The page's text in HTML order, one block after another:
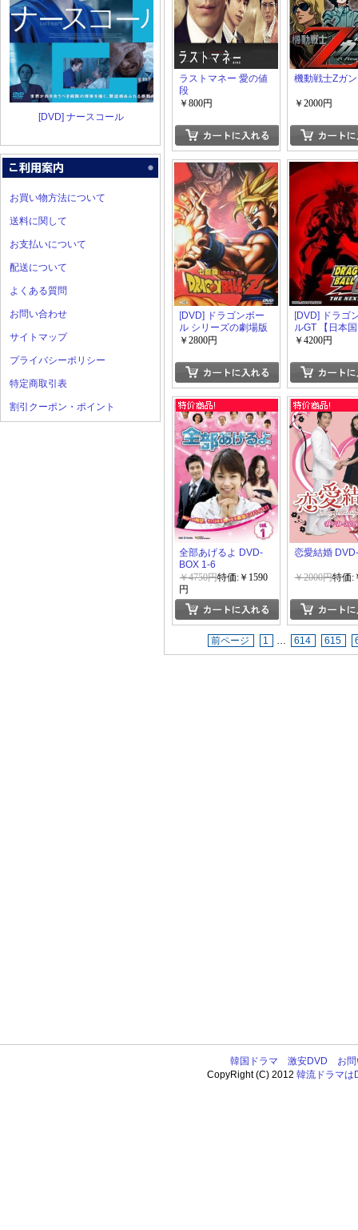
[DVD] ナースコール
お買い物方法について
送料に関して
お支払いについて
配送について
よくある質問
お問い合わせ
サイトマップ
プライバシーポリシー
特定商取引表
割引クーポン・ポイント
ラストマネー 愛の値
段
￥800円
機動戦士Ζガ
￥2000円
[DVD] ドラゴンボー
ル シリーズの劇場版
【日本国内正規品同
￥2800円
[DVD] ドラゴ
ルGT 【日本
品同様豪華
￥4200円
全部あげるよ DVD-
BOX 1-6
￥4750円特価:￥1590
円
恋愛結婚
￥2000円特価:
前ページ 1 … 614 615
韓国ドラマ 激安DVD
お
CopyRight (C) 2012韓流ドラマは